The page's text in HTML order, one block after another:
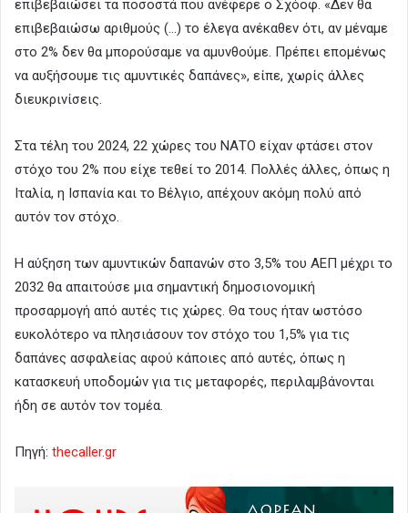
επιβεβαιώσει τα ποσοστά που ανέφερε ο Σχόοφ. «Δεν θα
επιβεβαιώσω αριθμούς (…) το έλεγα ανέκαθεν ότι, αν μέναμε
στο 2% δεν θα μπορούσαμε να αμυνθούμε. Πρέπει επομένως
να αυξήσουμε τις αμυντικές δαπάνες», είπε, χωρίς άλλες
διευκρινίσεις.
Στα τέλη του 2024, 22 χώρες του ΝΑΤΟ είχαν φτάσει στον
στόχο του 2% που είχε τεθεί το 2014. Πολλές άλλες, όπως η
Ιταλία, η Ισπανία και το Βέλγιο, απέχουν ακόμη πολύ από
αυτόν τον στόχο.
Η αύξηση των αμυντικών δαπανών στο 3,5% του ΑΕΠ μέχρι το
2032 θα απαιτούσε μια σημαντική δημοσιονομική
προσαρμογή από αυτές τις χώρες. Θα τους ήταν ωστόσο
ευκολότερο να πλησιάσουν τον στόχο του 1,5% για τις
δαπάνες ασφαλείας αφού κάποιες από αυτές, όπως η
κατασκευή υποδομών για τις μεταφορές, περιλαμβάνονται
ήδη σε αυτόν τον τομέα.
Πηγή: thecaller.gr